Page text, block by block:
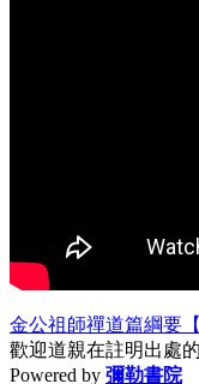
金公祖師禪道篇綱要
歡迎道親在註明出處
Powered by 彌勒書院